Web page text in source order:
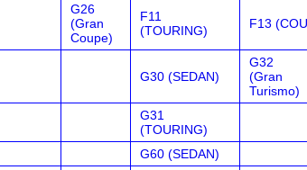
G26
(Gran
Coupe)
F11
(TOURING)
F13
G30 (SEDAN)
G32
(Gran
Turismo)
G31
(TOURING)
G60 (SEDAN)